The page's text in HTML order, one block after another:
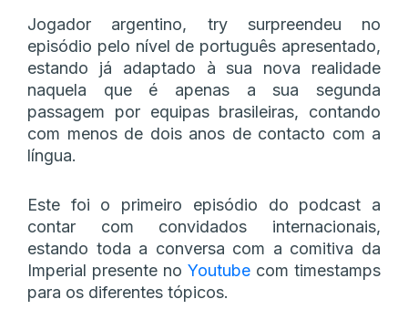
Jogador argentino, try surpreendeu no
episódio pelo nível de português apresentado,
estando já adaptado à sua nova realidade
naquela que é apenas a sua segunda
passagem por equipas brasileiras, contando
com menos de dois anos de contacto com a
língua.
Este foi o primeiro episódio do podcast a
contar com convidados internacionais,
estando toda a conversa com a comitiva da
Imperial presente no Youtube com timestamps
para os diferentes tópicos.